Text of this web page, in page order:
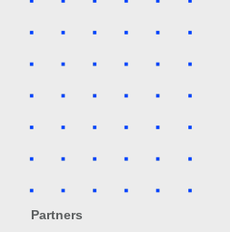
Partners